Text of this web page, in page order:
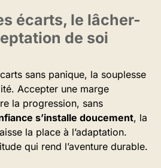
écarts, le lâcher-
de soi
sans panique, la souplesse
Accepter une marge
la progression, sans
s’installe doucement, la
la place à l’adaptation.
qui rend l’aventure durable.